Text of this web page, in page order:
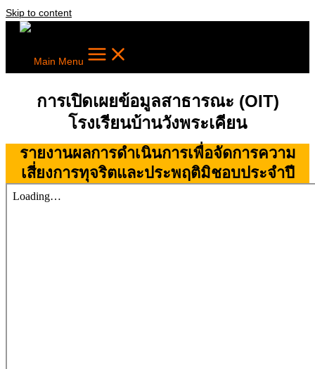
Skip to content
Main Menu
การเปิดเผยข้อมูลสาธารณะ (OIT)
โรงเรียนบ้านวังพระเคียน
รายงานผลการดําเนินการเพื่อจัดการความ
เสี่ยงการทุจริตและประพฤติมิชอบประจําปี